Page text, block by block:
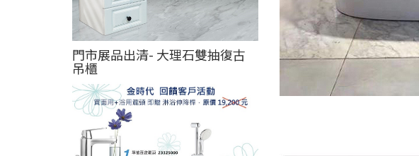
門市展品出清- 大理石雙抽復古
吊櫃